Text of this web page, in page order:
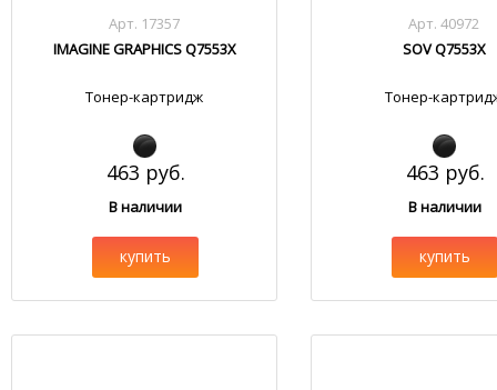
Арт. 17357
IMAGINE GRAPHICS Q7553X
Тонер-картридж
463 руб.
В наличии
купить
Арт. 40972
SOV Q7553X
Тонер-
463 руб.
В наличии
купить